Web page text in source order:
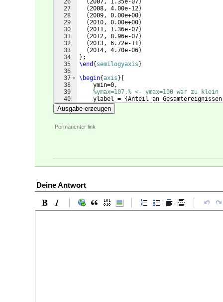
26
27
28
29
30
31
32
33
34
35
36
37
38
39
40
41
(2007, 1.35e-07 )
(2008, 4.00e-12)
(2009, 0.00e+00)
(2010, 0.00e+00)
(2011, 1.36e-07)
(2012, 8.96e-07)
(2013, 6.72e-11)
(2014, 4.70e-06)
} ;
\end { semilogyaxis }
\begin{axis }
    ymin=0,
%ymax=107,% <- ymax=100 war zu klein
    ylabel =
{Anteil an
    yticklabel style=red,
Ausgabe erzeugen
Permanenter link
Deine Antwort